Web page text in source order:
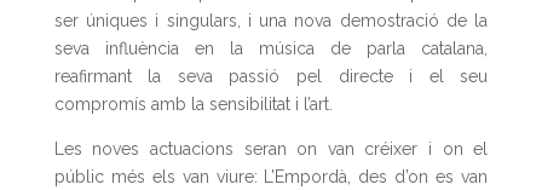
ser úniques i singulars, i una nova demostració de la
seva influència en la música de parla catalana,
reafirmant la seva passió pel directe i el seu
compromís amb la sensibilitat i l’art.
Les noves actuacions seran on van créixer i on el
públic més els van viure: L’Empordà, des d’on es van